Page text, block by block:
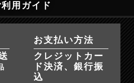
利用ガイド
お支払い方法
クレジットカー
ド決済、銀行振
込